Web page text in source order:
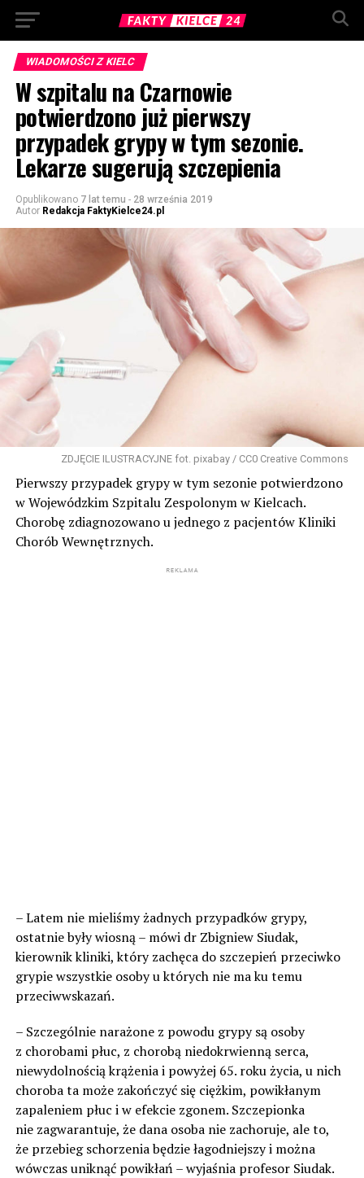
WIADOMOŚCI Z KIELC
W szpitalu na Czarnowie
potwierdzono już pierwszy
przypadek grypy w tym sezonie.
Lekarze sugerują szczepienia
Opublikowano 7 lat temu - 28 września 2019
Autor Redakcja FaktyKielce24.pl
ZDJĘCIE ILUSTRACYJNE fot. pixabay / CC0 Creative Commons
Pierwszy przypadek grypy w tym sezonie potwierdzono
w Wojewódzkim Szpitalu Zespolonym w Kielcach.
Chorobę zdiagnozowano u jednego z pacjentów Kliniki
Chorób Wewnętrznych.
– Latem nie mieliśmy żadnych przypadków grypy,
ostatnie były wiosną – mówi dr Zbigniew Siudak,
kierownik kliniki, który zachęca do szczepień przeciwko
grypie wszystkie osoby u których nie ma ku temu
przeciwwskazań.
– Szczególnie narażone z powodu grypy są osoby
z chorobami płuc, z chorobą niedokrwienną serca,
niewydolnością krążenia i powyżej 65. roku życia, u nich
choroba ta może zakończyć się ciężkim, powikłanym
zapaleniem płuc i w efekcie zgonem. Szczepionka
nie zagwarantuje, że dana osoba nie zachoruje, ale to,
że przebieg schorzenia będzie łagodniejszy i można
wówczas uniknąć powikłań – wyjaśnia profesor Siudak.